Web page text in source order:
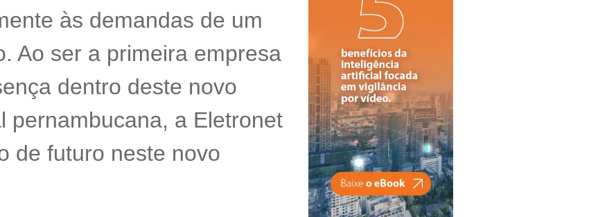
às demandas de um
Ao ser a primeira empresa
dentro deste novo
pernambucana, a Eletronet
de futuro neste novo